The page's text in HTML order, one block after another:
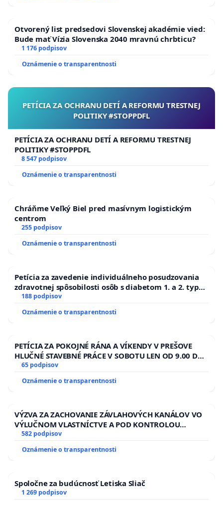
Otvorený list predsedovi Slovenskej akadémie vied:
Bude mať Vízia Slovenska 2040 mravnú chrbticu?
1 176 podpisov
Oznámenie o transparentnosti
PETÍCIA ZA OCHRANU DETÍ A REFORMU TRESTNEJ
POLITIKY #STOPPDFL
PETÍCIA ZA OCHRANU DETÍ A REFORMU TRESTNEJ
POLITIKY #STOPPDFL
8 547 podpisov
Oznámenie o transparentnosti
Chráňme Veľký Biel pred masívnym logistickým
centrom
255 podpisov
Oznámenie o transparentnosti
Petícia za zavedenie individuálneho posudzovania
zdravotnej spôsobilosti osôb s diabetom 1. a 2. typu
pri prijímaní do Policajného zboru SR
188 podpisov
Oznámenie o transparentnosti
PETÍCIA ZA POKOJNÉ RÁNA A VÍKENDY V PREŠOVE
HLUČNÉ STAVEBNÉ PRÁCE V SOBOTU LEN OD 9.00 DO
13.00 HOD., CEZ PRACOVNÝ TÝŽDEŇ CIEĽ 8.00 – 18.00
ĎUMBIERSKEJ/MAGU
65 podpisov
Oznámenie o transparentnosti
VÝZVA ZA ZACHOVANIE ZÁVLAHOVÝCH KANÁLOV VO
VÝLUČNOM VLASTNÍCTVE A POD KONTROLOU
SLOVENSKEJ REPUBLIKY & žiadosť na riešenie
kanálov na Slovensku
582 podpisov
Oznámenie o transparentnosti
Spoločne za budúcnosť Letiska Sliač
1 269 podpisov